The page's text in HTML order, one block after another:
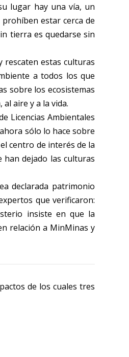
lugar hay una vía, un
estar cerca de
tierra es quedarse sin
estas culturas
a todos los que
sobre los ecosistemas
aire y a la vida.
Licencias Ambientales
sólo lo hace sobre
centro de interés de la
han dejado las culturas
declarada patrimonio
que verificaron:
insiste en que la
relación a MinMinas y
de los cuales tres